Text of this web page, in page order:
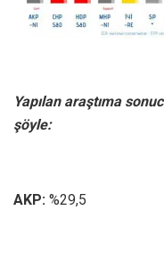
Yapılan araştıma
şöyle:
AKP: %29,5